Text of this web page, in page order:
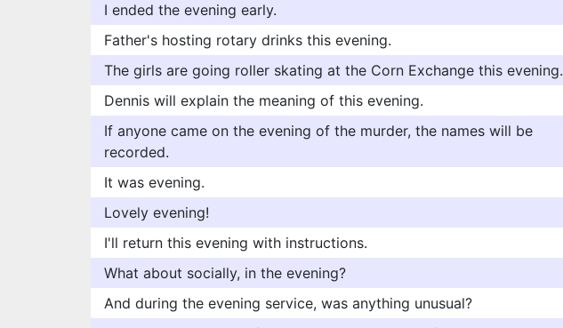
I ended the evening early.
Father's hosting rotary drinks this evening.
The girls are going roller skating at the Corn Exchange this evening.
Dennis will explain the meaning of this evening.
If anyone came on the evening of the murder, the names will be
recorded.
It was evening.
Lovely evening!
I'll return this evening with instructions.
What about socially, in the evening?
And during the evening service, was anything unusual?